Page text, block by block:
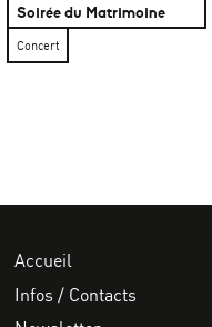
Soirée du Matrimoine
Concert
Accueil
Infos / Contacts